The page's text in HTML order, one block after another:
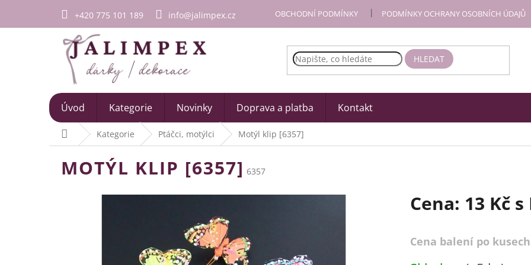
obsah
+420 775 101 189 info@jalimpex.cz OBCHODNÍ PODMÍNKY PODMÍNKY OCHRANY OSOBNÍCH ÚDAJŮ
HLEDAT
Úvod Kategorie Novinky Doprava a platba Kontakt
Domů Kategorie Ptáčci, motýlci Motýl klip [6357]
MOTÝL KLIP [6357] 6357
Cena: 13 Kč s
Cena balení po